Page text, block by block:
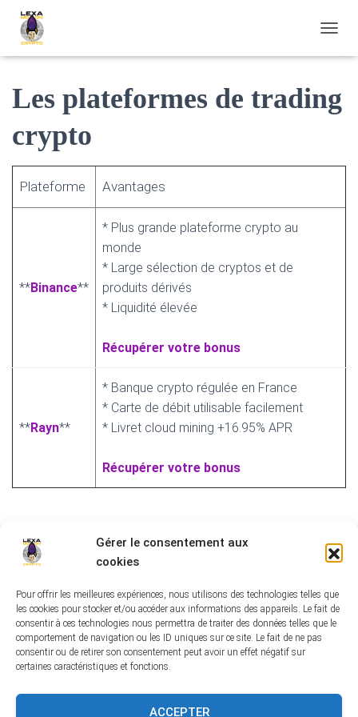
Gérer le consentement aux
cookies
Pour offrir les meilleures expériences, nous utilisons des technologies telles que
les cookies pour stocker et/ou accéder aux informations des appareils. Le fait de
consentir à ces technologies nous permettra de traiter des données telles que le
comportement de navigation ou les ID uniques sur ce site. Le fait de ne pas
consentir ou de retirer son consentement peut avoir un effet négatif sur
certaines caractéristiques et fonctions.
ACCEPTER
Les plateformes de trading
crypto
Plateforme Avantages
**Binance**
* Plus grande plateforme crypto au
monde
* Large sélection de cryptos et de
produits dérivés
* Liquidité élevée
Récupérer votre bonus
**Rayn**
* Banque crypto régulée en France
* Carte de débit utilisable facilement
* Livret cloud mining +16.95% APR
Récupérer votre bonus
ces liens sont des liens de collaborations commerciales
vous permettant d’avoir des bonus à l’inscription
CONDITIONS GÉNÉRALES DE VENTE